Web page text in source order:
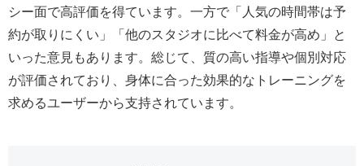
シー面で高評価を得ています。一方で「人気の時間帯は予
約が取りにくい」「他のスタジオに比べて料金が高め」と
いった意見もあります。総じて、質の高い指導や個別対応
が評価されており、身体に合った効果的なトレーニングを
求めるユーザーから支持されています。